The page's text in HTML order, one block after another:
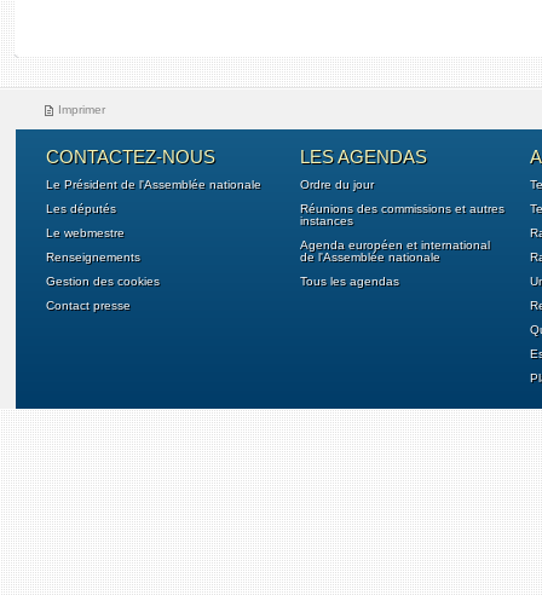
Imprimer
CONTACTEZ-NOUS
Le Président de l'Assemblée nationale
Les députés
Le webmestre
Renseignements
Gestion des cookies
Contact presse
LES AGENDAS
Ordre du jour
Réunions des commissions et autres
instances
Agenda européen et international
de l'Assemblée nationale
Tous les agendas